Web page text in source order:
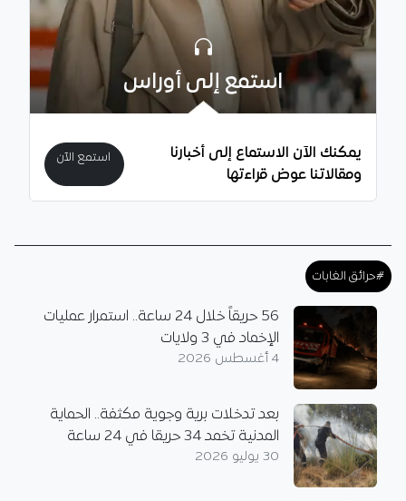
استمع إلى أوراس
يمكنك الآن الاستماع إلى أخبارنا
ومقالاتنا عوض قراءتها
استمع الآن
#حرائق الغابات
56 حريقاً خلال 24 ساعة.. استمرار عمليات
الإخماد في 3 ولايات
4 أغسطس 2026
بعد تدخلات برية وجوية مكثفة.. الحماية
المدنية تخمد 34 حريقا في 24 ساعة
30 يوليو 2026